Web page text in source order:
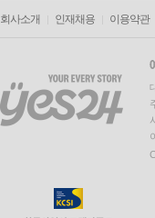
회사소개 인재채용 이용약관